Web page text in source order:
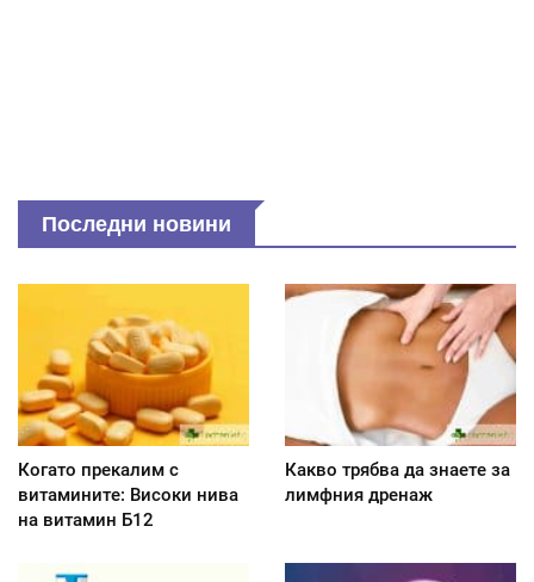
Последни новини
Когато прекалим с
витамините: Високи нива
на витамин Б12
Какво трябва да знаете за
лимфния дренаж